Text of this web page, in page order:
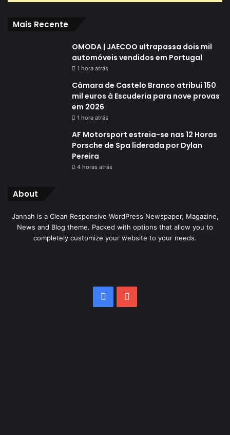
Mais Recente
OMODA | JAECOO ultrapassa dois mil
automóveis vendidos em Portugal
1 hora atrás
Câmara de Castelo Branco atribui 150
mil euros à Escuderia para nove provas
em 2026
1 hora atrás
AF Motorsport estreia-se nas 12 Horas
Porsche de Spa liderada por Dylan
Pereira
4 horas atrás
About
Jannah is a Clean Responsive WordPress Newspaper, Magazine,
News and Blog theme. Packed with options that allow you to
completely customize your website to your needs.
Facebook